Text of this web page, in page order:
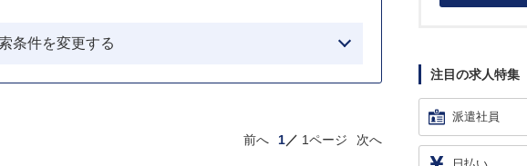
条件を変更する
前へ 1 1ページ 次へ
注目の求人特集
派遣社員